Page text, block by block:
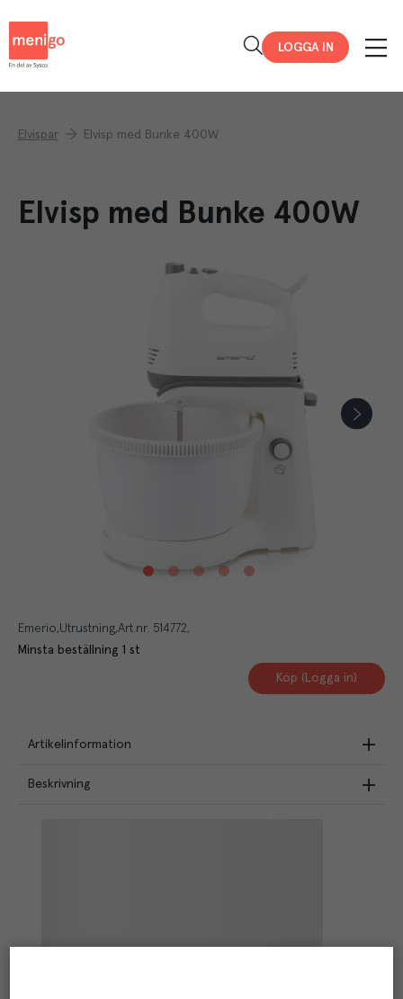
LOGGA IN
Elvispar Elvisp med Bunke 400W
Elvisp med Bunke 400W
Emerio Utrustning Art.nr. 514772
Minsta beställning 1 st
Köp (Logga in)
Artikelinformation
Beskrivning